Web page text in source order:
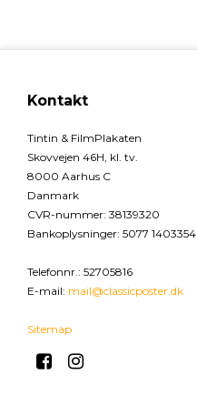
Kontakt
Tintin & FilmPlakaten
Skovvejen 46H, kl. tv.
8000 Aarhus C
Danmark
CVR-nummer: 38139320
Bankoplysninger: 5077 1403354
Telefonnr.: 52705816
E-mail: mail@classicposter.dk
Sitemap